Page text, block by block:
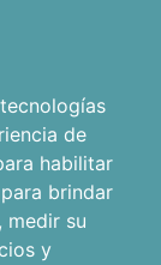
de
habilitar
para brindar
, medir su
y